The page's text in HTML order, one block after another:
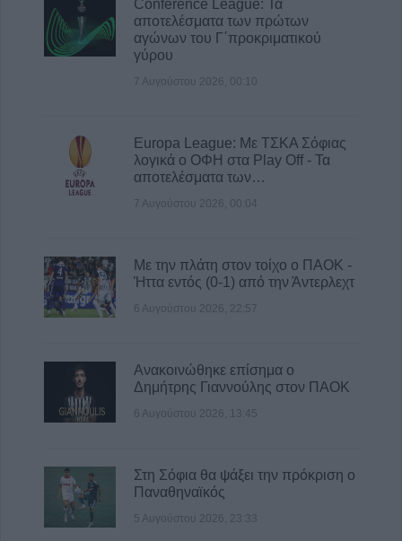
Μία προσφορά και έκπτωση 1% για τον
ανάδοχο του έργου εργασίες
αποκατάστασης κοινόχρηστων χώρων μετά
Χρήστου Φραγγίδη
7 Αυγούστου 2026, 08:42
Εθνικό Κέντρο Αιμοδοσίας: Στις
επηρεαζόμενες περιοχές από τον ιό του
7 Αυγούστου 2026, 08:24
Conference League: Τα
αποτελέσματα των πρώτων
αγώνων του Γ΄προκριματικού
γύρου
7 Αυγούστου 2026, 00:10
Europa League: Με ΤΣΚΑ Σόφιας
λογικά ο ΟΦΗ στα Play Off - Τα
αποτελέσματα των…
7 Αυγούστου 2026, 00:04
Με την πλάτη στον τοίχο ο ΠΑΟΚ -
Ήττα εντός (0-1) από την Άντερλεχτ
6 Αυγούστου 2026, 22:57
Ανακοινώθηκε επίσημα ο
Δημήτρης Γιαννούλης στον ΠΑΟΚ
6 Αυγούστου 2026, 13:45
Στη Σόφια θα ψάξει την πρόκριση ο
Παναθηναϊκός
5 Αυγούστου 2026, 23:33